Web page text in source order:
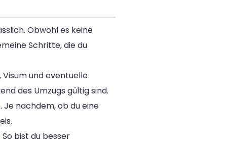
Obwohl es keine
Schritte, die du
und eventuelle
des Umzugs gültig sind.
Je nachdem, ob du eine
bist du besser